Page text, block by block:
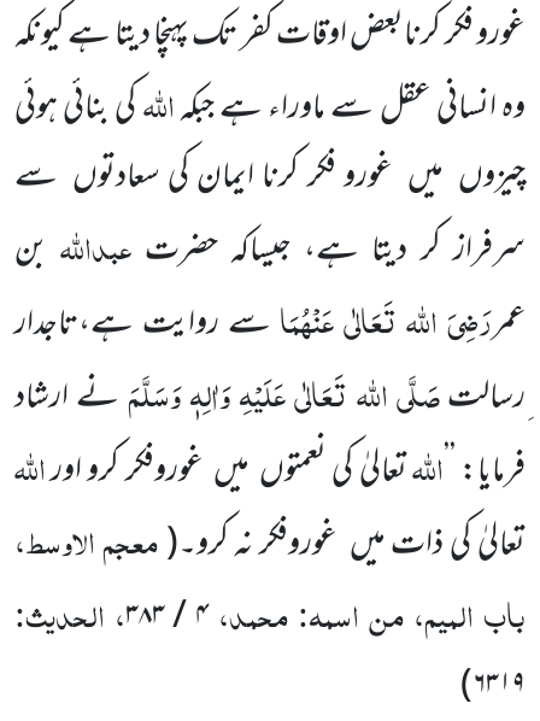
غورو فکر کرنابعض اوقات کفر تک پہنچا دیتا ہے کیونکہ
وہ انسانی عقل سےماوراء ہے جبکہاللہکی بنائی ہوئی
چیزوں میں غورو فکر کرنا ایمان کی سعادتوں سے
سرفراز کر دیتا ہے، جیساکہ حضرت عبداللہ بن
عمررَضِیَ اللہ تَعَالٰی عَنْہُمَاسے روایت ہے،تاجدار
ِرسالتصَلَّی اللہ تَعَالٰی عَلَیْہِ وَاٰلِہٖ وَسَلَّمَنے ارشاد
فرمایا: ’’اللہتعالیٰ کی نعمتوں میں غوروفکر کرو اوراللہ
تعالیٰ کی ذات میں غوروفکر نہ کرو۔(معجم الاوسط،
باب المیم، من اسمہ: محمد،۴/۳۸۳، الحدیث:
۶۳۱۹)